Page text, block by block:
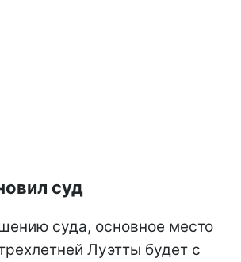
суд
суда, основное место
Луэтты будет с